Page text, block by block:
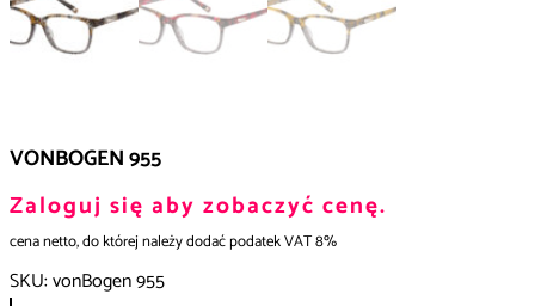
VONBOGEN 955
Zaloguj się aby zobaczyć cenę.
cena netto, do której należy dodać podatek VAT 8%
SKU:vonBogen 955